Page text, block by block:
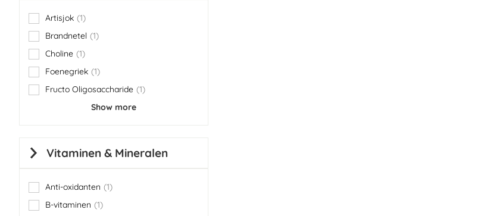
Artisjok 1
item
Brandnetel
1
item
Choline 1
item
Foenegriek 1
item
Fructo Oligosaccharide 1
item
Show more
Vitaminen & Mineralen
Anti-oxidanten 1
item
B-vitaminen
1
item